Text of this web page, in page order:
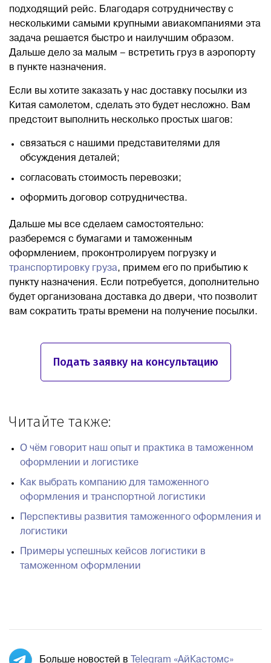
подходящий рейс. Благодаря сотрудничеству с
несколькими самыми крупными авиакомпаниями эта
задача решается быстро и наилучшим образом.
Дальше дело за малым – встретить груз в аэропорту
в пункте назначения.
Если вы хотите заказать у нас доставку посылки из
Китая самолетом, сделать это будет несложно. Вам
предстоит выполнить несколько простых шагов:
связаться с нашими представителями для
обсуждения деталей;
согласовать стоимость перевозки;
оформить договор сотрудничества.
Дальше мы все сделаем самостоятельно:
разберемся с бумагами и таможенным
оформлением, проконтролируем погрузку и
транспортировку груза, примем его по прибытию к
пункту назначения. Если потребуется, дополнительно
будет организована доставка до двери, что позволит
вам сократить траты времени на получение посылки.
Подать заявку на консультацию
Читайте также:
О чём говорит наш опыт и практика в таможенном
оформлении и логистике
Как выбрать компанию для таможенного
оформления и транспортной логистики
Перспективы развития таможенного оформления и
логистики
Примеры успешных кейсов логистики в
таможенном оформлении
Больше новостей в Telegram «АйКастомс»